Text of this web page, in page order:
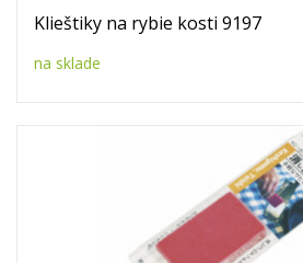
Klieštiky na rybie kosti 9197
na sklade